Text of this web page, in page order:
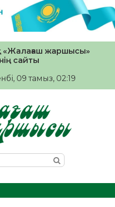
«Жалағаш жаршысы»
сайты
09 тамыз, 02:19